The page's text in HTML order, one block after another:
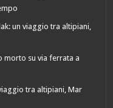
un viaggio tra altipiani,
morto su via ferrata a
tra altipiani, Mar